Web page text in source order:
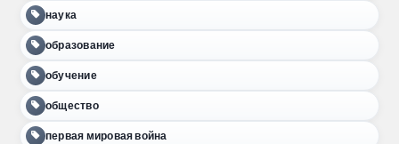
наука
образование
обучение
общество
первая мировая война